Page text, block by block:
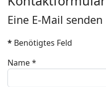
Eine E-Mail senden
* Benötigtes Feld
Name*